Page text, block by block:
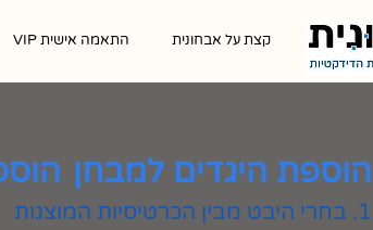
קצת על אבחונית התאמה אישית VIP
הוספת היגדים למבחן
1. בחרי היבט מבין הכרטיסיות המוצגות